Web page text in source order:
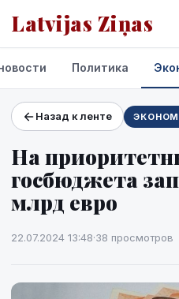
Latvijas Ziņas
Проекты и сервисы
Прогноз погоды
Политика
Назад к ленте
На
госбюджета
млрд евро
22.07.2024 13:48·38 просмотров